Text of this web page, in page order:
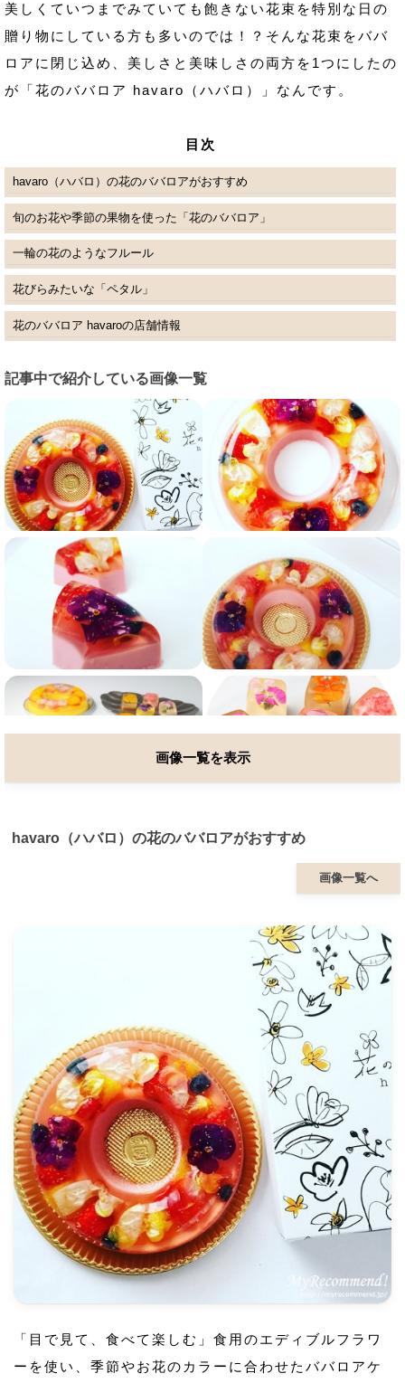
美しくていつまでみていても飽きない花束を特別な日の
贈り物にしている方も多いのでは！？そんな花束をババ
ロアに閉じ込め、美しさと美味しさの両方を1つにしたの
が「花のババロア havaro（ハバロ）」なんです。
目次
havaro（ハバロ）の花のババロアがおすすめ
旬のお花や季節の果物を使った「花のババロア」
一輪の花のようなフルール
花びらみたいな「ペタル」
花のババロア havaroの店舗情報
記事中で紹介している画像一覧
画像一覧を表示
havaro（ハバロ）の花のババロアがおすすめ
画像一覧へ
「目で見て、食べて楽しむ」食用のエディブルフラワ
ーを使い、季節やお花のカラーに合わせたババロアケ